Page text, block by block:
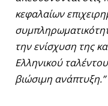
κεφαλαίων
την ενίσχυση της
Ελληνικού
βιώσιμη ανάπτυξη.”